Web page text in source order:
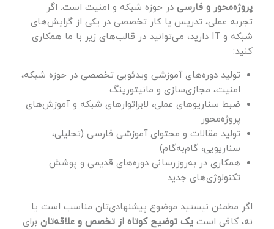
پروژه‌محور و فارسی در حوزه شبکه و امنیت است. اگر
تجربه عملی، تدریس یا کار تخصصی در یکی از گرایش‌های
شبکه و IT دارید، می‌توانید در قالب‌های زیر با ما همکاری
کنید:
تولید دوره‌های آموزشی ویدئویی تخصصی در حوزه شبکه،
امنیت، مجازی‌سازی و مانیتورینگ
ضبط سناریوهای عملی، لابراتوارهای شبکه و آموزش‌های
پروژه‌محور
تولید مقالات و محتوای آموزشی فارسی (تحلیلی،
سناریویی، گام‌به‌گام)
همکاری در به‌روزرسانی دوره‌های قدیمی و پوشش
تکنولوژی‌های جدید
اگر مطمئن نیستید موضوع پیشنهادی‌تان مناسب است یا
نه، کافی است یک توضیح کوتاه از تخصص و علاقه‌تان برای